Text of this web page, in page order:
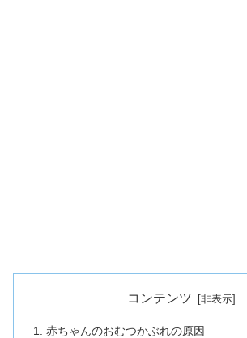
コンテンツ
赤ちゃんのおむつかぶれの原因